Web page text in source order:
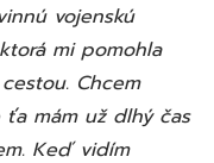
vojenskú
mi pomohla
Chcem
mám už dlhý čas
Keď vidím